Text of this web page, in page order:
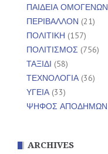
ΠΑΙΔΕΙΑ ΟΜΟΓΕΝΩΝ
ΠΕΡΙΒΑΛΛΟΝ (21)
ΠΟΛΙΤΙΚΗ (157)
ΠΟΛΙΤΙΣΜΟΣ (756)
ΤΑΞΙΔΙ (58)
ΤΕΧΝΟΛΟΓΙΑ(36)
ΥΓΕΙΑ(33)
ΨΗΦΟΣ ΑΠΟΔΗΜΩΝ
ARCHIVES